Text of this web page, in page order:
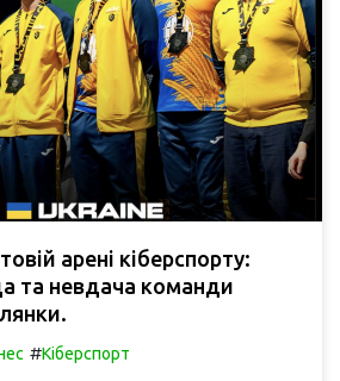
арені кіберспорту:
та невдача команди
#Кіберспорт